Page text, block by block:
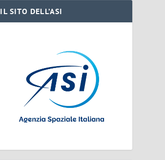
IL SITO DELL’ASI